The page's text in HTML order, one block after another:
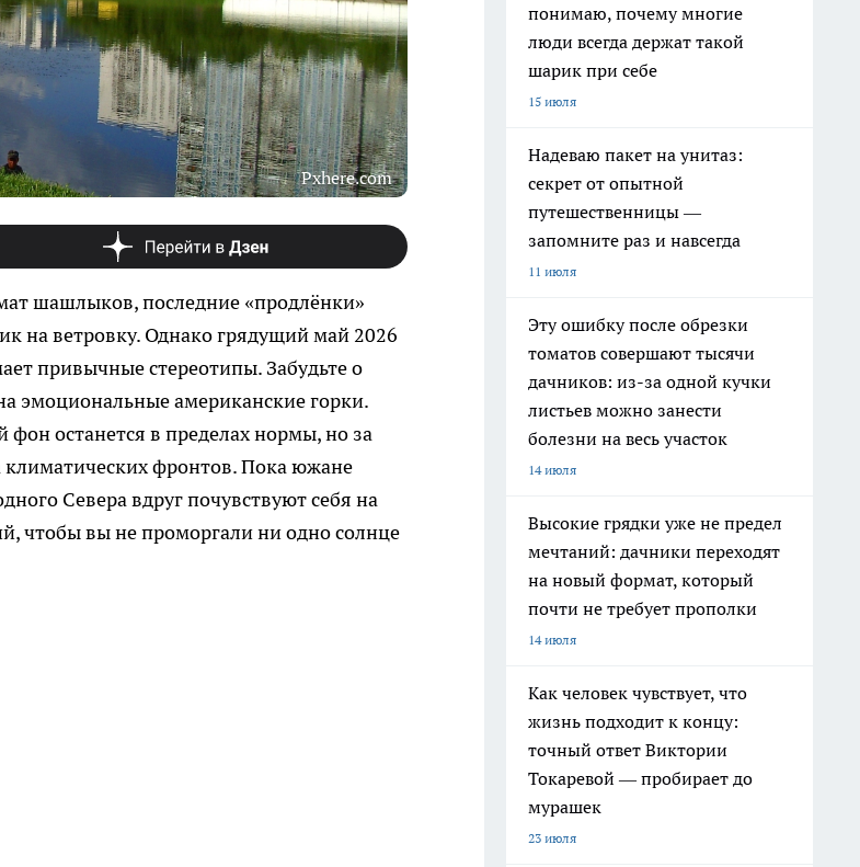
Pxhere.com
шашлыков, последние «продлёнки»
на ветровку. Однако грядущий май 2026
привычные стереотипы. Забудьте о
эмоциональные американские горки.
останется в пределах нормы, но за
климатических фронтов. Пока южане
Севера вдруг почувствуют себя на
чтобы вы не проморгали ни одно солнце
понимаю, почему многие
люди всегда держат такой
шарик при себе
15 июля
Надеваю пакет на унитаз:
секрет от опытной
путешественницы —
запомните раз и навсегда
11 июля
Эту ошибку после обрезки
томатов совершают тысячи
дачников: из-за одной кучки
листьев можно занести
болезни на весь участок
14 июля
Высокие грядки уже не предел
мечтаний: дачники переходят
на новый формат, который
почти не требует прополки
14 июля
Как человек чувствует, что
жизнь подходит к концу:
точный ответ Виктории
Токаревой — пробирает до
мурашек
23 июля